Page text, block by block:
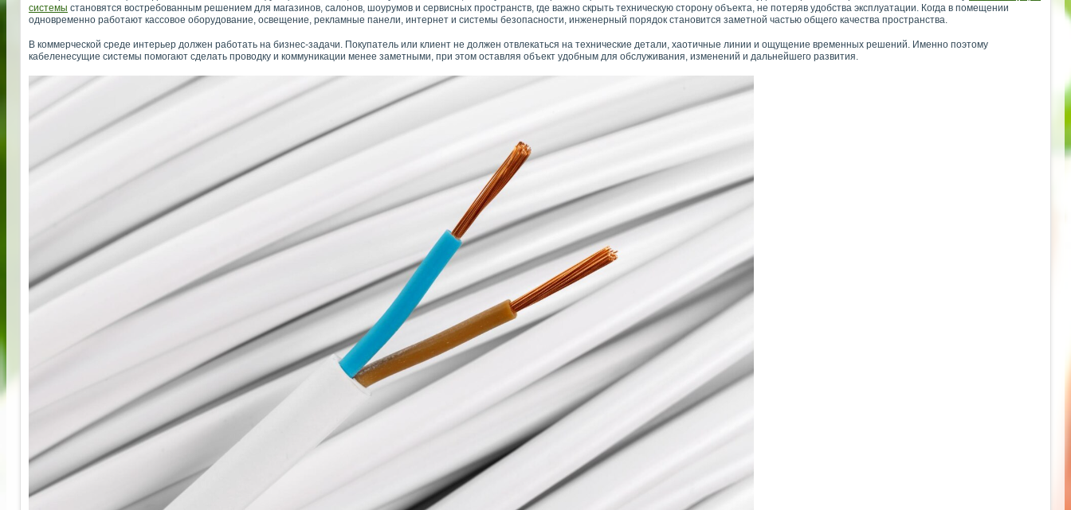
системы становятся востребованным решением для магазинов, салонов, шоурумов и сервисных пространств, где важно скрыть техническую сторону объекта, не потеряв удобства эксплуатации. Когда в помещении
одновременно работают кассовое оборудование, освещение, рекламные панели, интернет и системы безопасности, инженерный порядок становится заметной частью общего качества пространства.
В коммерческой среде интерьер должен работать на бизнес-задачи. Покупатель или клиент не должен отвлекаться на технические детали, хаотичные линии и ощущение временных решений. Именно поэтому
кабеленесущие системы помогают сделать проводку и коммуникации менее заметными, при этом оставляя объект удобным для обслуживания, изменений и дальнейшего развития.